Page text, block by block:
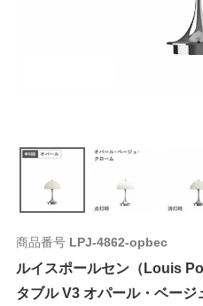
商品番号 LPJ-4862-opbec
ルイスポールセン（Louis
タブル V3 オパール・ベージ